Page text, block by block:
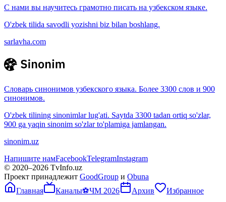
С нами вы научитесь грамотно писать на узбекском языке.
O'zbek tilida savodli yozishni biz bilan boshlang.
sarlavha.com
Словарь синонимов узбекского языка. Более 3300 слов и 900
синонимов.
O'zbek tilining sinonimlar lug'ati. Saytda 3300 tadan ortiq so'zlar,
900 ga yaqin sinonim so'zlar to'plamiga jamlangan.
sinonim.uz
Напишите намFacebookTelegramInstagram
© 2020–2026 TvInfo.uz
Проект принадлежит GoodGroup и Obuna
Главная
Каналы⚽ЧМ 2026 Архив Избранное